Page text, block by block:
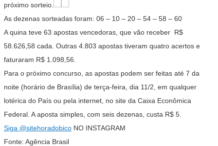
próximo sorteio.
As dezenas sorteadas foram: 06 – 10 – 20 – 54 – 58 – 60
A quina teve 63 apostas vencedoras, que vão receber R$
58.626,58 cada. Outras 4.803 apostas tiveram quatro acertos e
faturaram R$ 1.098,56.
Para o próximo concurso, as apostas podem ser feitas até 7 da
noite (horário de Brasília) de terça-feira, dia 11/2, em qualquer
lotérica do País ou pela internet, no site da Caixa Econômica
Federal. A aposta simples, com seis dezenas, custa R$ 5.
Siga @sitehoradobico NO INSTAGRAM
Fonte: Agência Brasil